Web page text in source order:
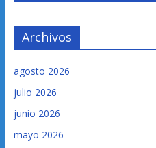
Archivos
agosto 2026
julio 2026
junio 2026
mayo 2026